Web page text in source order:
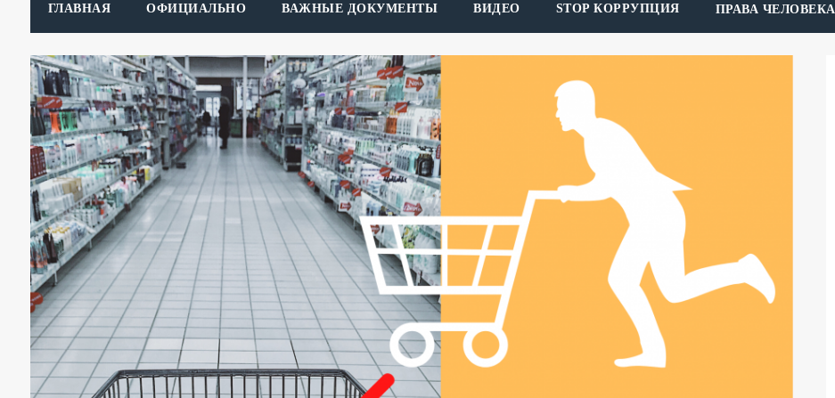
ГЛАВНАЯ ОФИЦИАЛЬНО ВАЖНЫЕ ДОКУМЕНТЫ ВИДЕО STOP КОРРУПЦИЯ ПРАВА ЧЕЛОВЕКА